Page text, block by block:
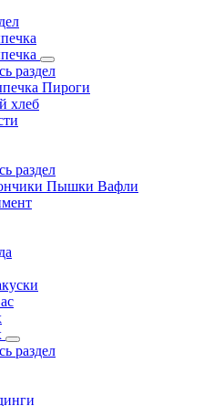
раздел
Пироги
хлеб
раздел
Пышки Вафли
раздел